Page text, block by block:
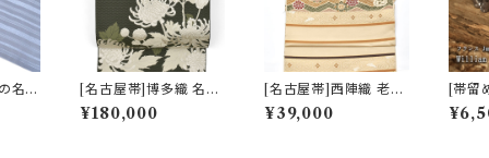
名入
[名古屋帯]博多織 名門
西村織物 謹製 花むす
び 12枚朱子 寿菊 八寸
¥180,000
[名古屋帯]西陣織 老舗
鹿子井山田 謹製 九寸
帯 正絹 日本製(商品番
¥39,000
[帯留
アム
精』